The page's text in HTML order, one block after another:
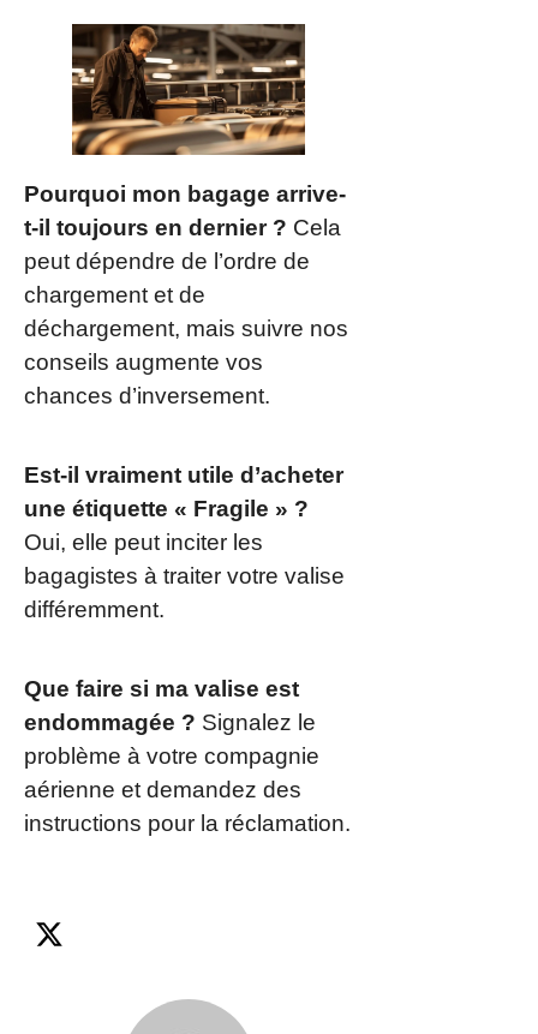
Pourquoi mon bagage arrive-
t-il toujours en dernier ? Cela
peut dépendre de l’ordre de
chargement et de
déchargement, mais suivre nos
conseils augmente vos
chances d’inversement.
Est-il vraiment utile d’acheter
une étiquette « Fragile » ?
Oui, elle peut inciter les
bagagistes à traiter votre valise
différemment.
Que faire si ma valise est
endommagée ? Signalez le
problème à votre compagnie
aérienne et demandez des
instructions pour la réclamation.